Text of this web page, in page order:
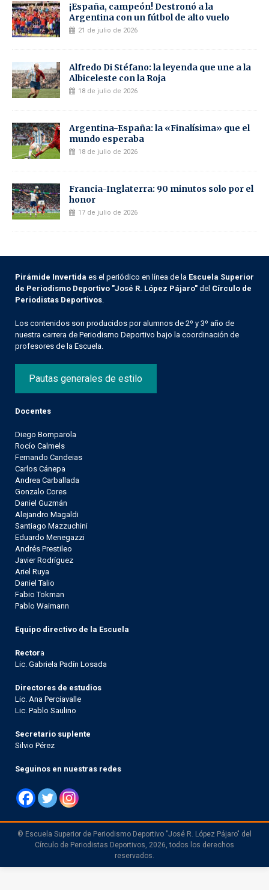
¡España, campeón! Destronó a la
Argentina con un fútbol de alto vuelo
21 de julio de 2026
Alfredo Di Stéfano: la leyenda que une a la
Albiceleste con la Roja
18 de julio de 2026
Argentina-España: la «Finalísima» que el
mundo esperaba
18 de julio de 2026
Francia-Inglaterra: 90 minutos solo por el
honor
17 de julio de 2026
Pirámide Invertida es el periódico en línea de la Escuela Superior
de Periodismo Deportivo "José R. López Pájaro" del Círculo de
Periodistas Deportivos
Los contenidos son producidos por alumnos de 2º y 3º año de
nuestra carrera de Periodismo Deportivo bajo la coordinación de
profesores de la Escuela.
Pautas generales de estilo
Docentes
Diego Bomparola
Rocío Calmels
Fernando Candeias
Carlos Cánepa
Andrea Carballada
Gonzalo Cores
Daniel Guzmán
Alejandro Magaldi
Santiago Mazzuchini
Eduardo Menegazzi
Andrés Prestileo
Javier Rodríguez
Ariel Ruya
Daniel Talio
Fabio Tokman
Pablo Waimann
Equipo directivo de la Escuela
Rectora
Lic. Gabriela Padín Losada
Directores de estudios
Lic. Ana Perciavalle
Lic. Pablo Saulino
Secretario suplente
Silvio Pérez
Seguinos en nuestras redes
© Escuela Superior de Periodismo Deportivo "José R. López Pájaro" del
Círculo de Periodistas Deportivos, 2026, todos los derechos
reservados.